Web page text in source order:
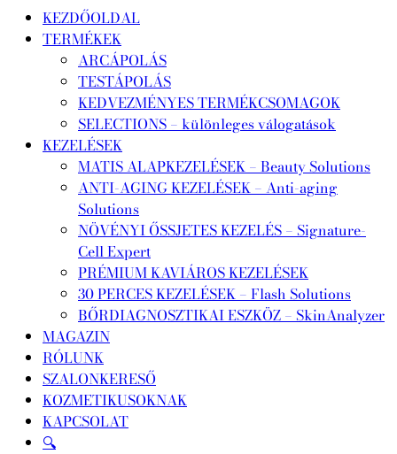
KEZDŐOLDAL
TERMÉKEK
ARCÁPOLÁS
TESTÁPOLÁS
KEDVEZMÉNYES TERMÉKCSOMAGOK
SELECTIONS – különleges válogatások
KEZELÉSEK
MATIS ALAPKEZELÉSEK – Beauty Solutions
ANTI-AGING KEZELÉSEK – Anti-aging
Solutions
NÖVÉNYI ŐSSJETES KEZELÉS – Signature-
Cell Expert
PRÉMIUM KAVIÁROS KEZELÉSEK
30 PERCES KEZELÉSEK – Flash Solutions
BŐRDIAGNOSZTIKAI ESZKÖZ – SkinAnalyzer
MAGAZIN
RÓLUNK
SZALONKERESŐ
KOZMETIKUSOKNAK
KAPCSOLAT
🔍